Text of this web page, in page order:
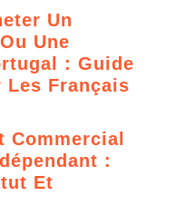
Un
Une
: Guide
Les Français
Commercial
:
Et